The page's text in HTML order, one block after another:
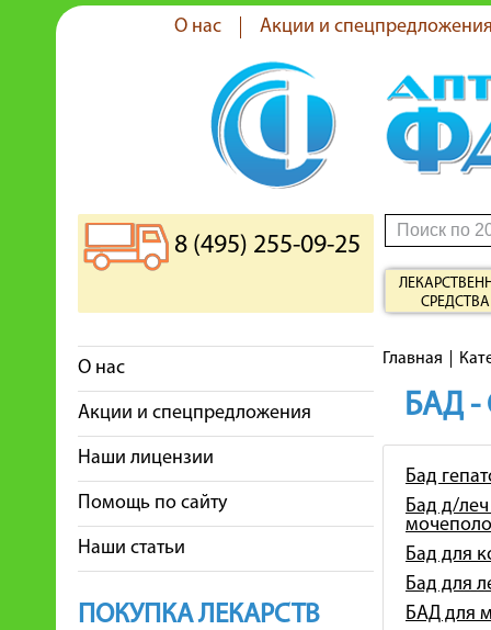
О нас Акции и спецпредложения
8 (495) 255-09-25
СРЕДСТВА
О нас
Акции и спецпредложения
Наши лицензии
Помощь по сайту
Наши статьи
ПОКУПКА ЛЕКАРСТВ
Главная
БАД -
Бад
Бад д/
Бад для
Бад для
БАД для